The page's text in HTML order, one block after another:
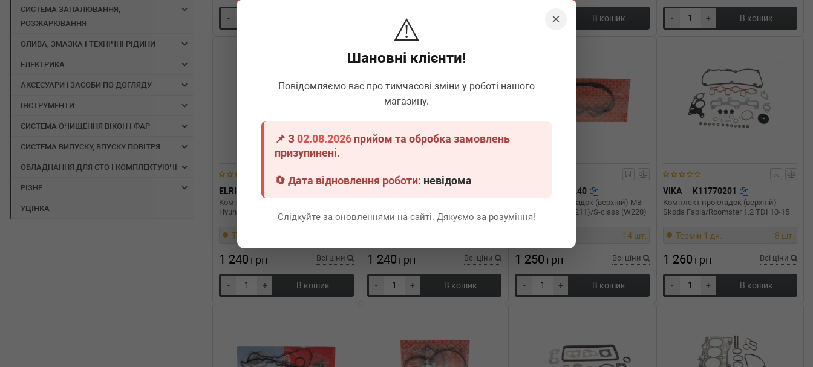
×
⚠️
Шановні клієнти!
Повідомляємо вас про тимчасові зміни у роботі нашого
магазину.
📌 З02.08.2026 прийом та обробка замовлень
призупинені.
🔄 Дата відновлення роботи: невідома
Слідкуйте за оновленнями на сайті. Дякуємо за розуміння!
СИСТЕМА ЗАПАЛЮВАННЯ,
РОЗЖАРЮВАННЯ
ОЛИВА, ЗМАЗКА І ТЕХНІЧНІ РІДИНИ
ЕЛЕКТРИКА
АКСЕСУАРИ і ЗАСОБИ ПО ДОГЛЯДУ
ІНСТРУМЕНТИ
СИСТЕМА ОЧИЩЕННЯ ВІКОН І ФАР
СИСТЕМА ВИПУСКУ, ВПУСКУ ПОВІТРЯ
ОБЛАДНАННЯ ДЛЯ СТО І КОМПЛЕКТУЮЧІ
РІЗНЕ
УЦІНКА
- + В кошик - + В кошик
ELRING
Комплект прокладок (верхній)
Hyundai Tucson/Kia Ceed 2.0CRDi 01-
Термін 1 дн.
1 240 грн Всі ціни
- + В кошик
Caddy I/T3 1.6/1.7D 81-92
1 240 грн Всі ціни
- + В кошик
330.240
Комплект прокладок (верхній) MB
E-class (W210/W211)/S-class (W220)
99-09
14 шт.
1 250 грн Всі ціни
- + В кошик
VIKA K11770201
Комплект прокладок (верхній)
Skoda Fabia/Roomster 1.2 TDI 10-15
Термін 1 дн. 8 шт.
1 260 грн Всі ціни
- + В кошик